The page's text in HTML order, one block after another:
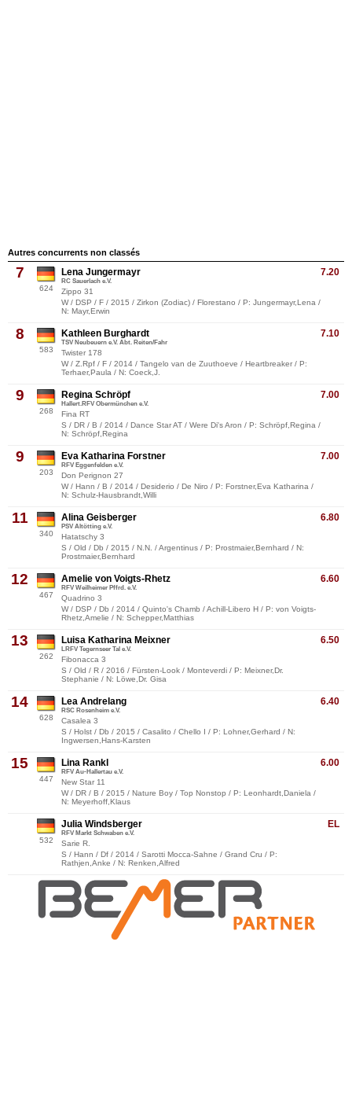
Autres concurrents non classés
7
624
7.20
Lena Jungermayr
RC Sauerlach e.V.
Zippo 31
W / DSP / F / 2015 / Zirkon (Zodiac) / Florestano / P: Jungermayr,Lena /
N: Mayr,Erwin
8
583
7.10
Kathleen Burghardt
TSV Neubeuern e.V. Abt. Reiten/Fahr
Twister 178
W / Z.Rpf / F / 2014 / Tangelo van de Zuuthoeve / Heartbreaker / P:
Terhaer,Paula / N: Coeck,J.
9
268
7.00
Regina Schröpf
Hallert.RFV Obermünchen e.V.
Fina RT
S / DR / B / 2014 / Dance Star AT / Were Di's Aron / P: Schröpf,Regina /
N: Schröpf,Regina
9
203
7.00
Eva Katharina Forstner
RFV Eggenfelden e.V.
Don Perignon 27
W / Hann / B / 2014 / Desiderio / De Niro / P: Forstner,Eva Katharina /
N: Schulz-Hausbrandt,Willi
11
340
6.80
Alina Geisberger
PSV Altötting e.V.
Hatatschy 3
S / Old / Db / 2015 / N.N. / Argentinus / P: Prostmaier,Bernhard / N:
Prostmaier,Bernhard
12
467
6.60
Amelie von Voigts-Rhetz
RFV Weilheimer Pffrd. e.V.
Quadrino 3
W / DSP / Db / 2014 / Quinto's Chamb / Achill-Libero H / P: von Voigts-
Rhetz,Amelie / N: Schepper,Matthias
13
262
6.50
Luisa Katharina Meixner
LRFV Tegernseer Tal e.V.
Fibonacca 3
S / Old / R / 2016 / Fürsten-Look / Monteverdi / P: Meixner,Dr.
Stephanie / N: Löwe,Dr. Gisa
14
628
6.40
Lea Andrelang
RSC Rosenheim e.V.
Casalea 3
S / Holst / Db / 2015 / Casalito / Chello I / P: Lohner,Gerhard / N:
Ingwersen,Hans-Karsten
15
447
6.00
Lina Rankl
RFV Au-Hallertau e.V.
New Star 11
W / DR / B / 2015 / Nature Boy / Top Nonstop / P: Leonhardt,Daniela /
N: Meyerhoff,Klaus
532
EL
Julia Windsberger
RFV Markt Schwaben e.V.
Sarie R.
S / Hann / Df / 2014 / Sarotti Mocca-Sahne / Grand Cru / P:
Rathjen,Anke / N: Renken,Alfred